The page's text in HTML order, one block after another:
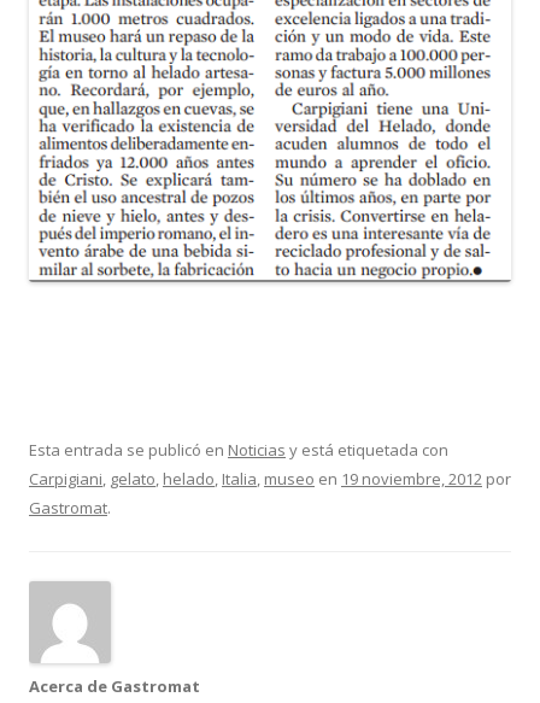
Esta entrada se publicó en Noticias y está etiquetada con
Carpigiani, gelato, helado, Italia, museo en 19 noviembre, 2012 por
Gastromat.
Acerca de Gastromat